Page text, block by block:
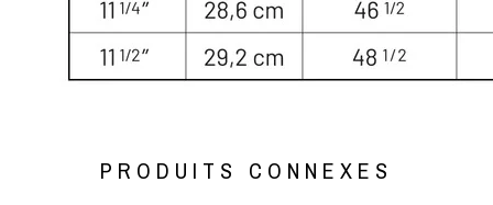
PRODUITS CONNEXES